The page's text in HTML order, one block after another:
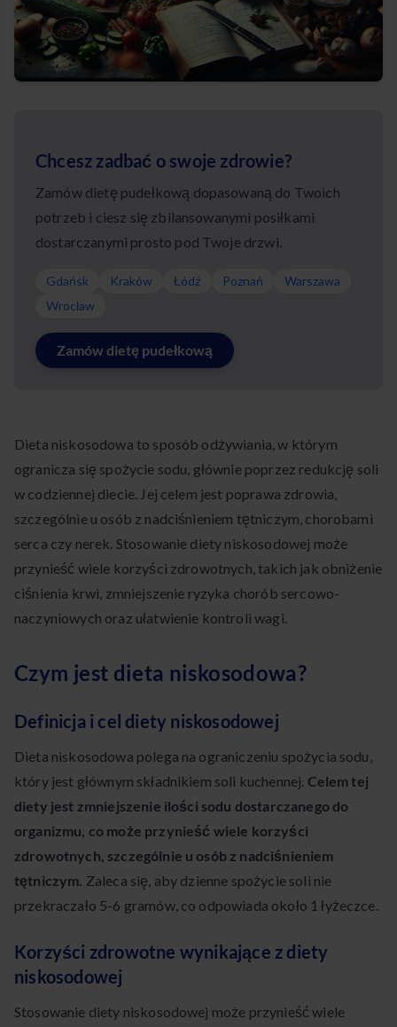
Chcesz zadbać o swoje zdrowie?
Zamów dietę pudełkową dopasowaną do Twoich
potrzeb i ciesz się zbilansowanymi posiłkami
dostarczanymi prosto pod Twoje drzwi.
Gdańsk Kraków Łódź Poznań
Warszawa
Wrocław
Zamów dietę pudełkową
Dieta niskosodowa to sposób odżywiania, w którym
ogranicza się spożycie sodu, głównie poprzez redukcję soli
w codziennej diecie. Jej celem jest poprawa zdrowia,
szczególnie u osób z nadciśnieniem tętniczym, chorobami
serca czy nerek. Stosowanie diety niskosodowej może
przynieść wiele korzyści zdrowotnych, takich jak obniżenie
ciśnienia krwi, zmniejszenie ryzyka chorób sercowo-
naczyniowych oraz ułatwienie kontroli wagi.
Czym jest dieta niskosodowa?
Definicja i cel diety niskosodowej
Dieta niskosodowa polega na ograniczeniu spożycia sodu,
który jest głównym składnikiem soli kuchennej. Celem tej
diety jest zmniejszenie ilości sodu dostarczanego do
organizmu, co może przynieść wiele korzyści
zdrowotnych, szczególnie u osób z nadciśnieniem
tętniczym. Zaleca się, aby dzienne spożycie soli nie
przekraczało 5-6 gramów, co odpowiada około 1 łyżeczce.
Korzyści zdrowotne wynikające z diety
niskosodowej
Stosowanie diety niskosodowej może przynieść wiele